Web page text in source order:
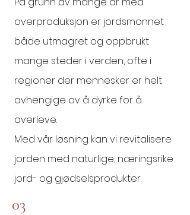
overproduksjon er jordsmonnet
både utmagret og oppbrukt
mange steder i verden, ofte i
regioner der mennesker er helt
avhengige av å dyrke for å
overleve.
Med vår løsning kan vi revitalisere
jorden med naturlige, næringsrike
jord- og gjødselsprodukter.
03